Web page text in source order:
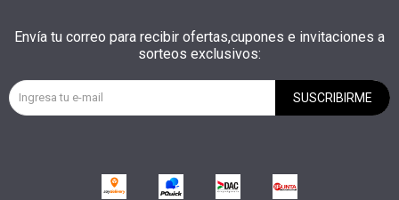
Envía tu correo para recibir ofertas,cupones e invitaciones a
sorteos exclusivos:
SUSCRIBIRME